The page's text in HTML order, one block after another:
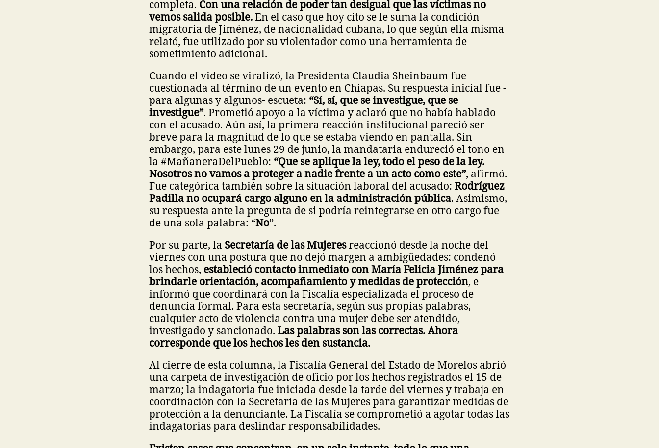
completa. Con una relación de poder tan desigual que las víctimas no
vemos salida posible.En el caso que hoy cito se le suma la condición
migratoria de Jiménez, de nacionalidad cubana, lo que según ella misma
relató, fue utilizado por su violentador como una herramienta de
sometimiento adicional.
Cuando el video se viralizó, la Presidenta Claudia Sheinbaum fue
cuestionada al término de un evento en Chiapas. Su respuesta inicial fue -
para algunas y algunos- escueta: “Sí, sí, que se investigue, que se
investigue”. Prometió apoyo a la víctima y aclaró que no había hablado
con el acusado. Aún así, la primera reacción institucional pareció ser
breve para la magnitud de lo que se estaba viendo en pantalla. Sin
embargo, para este lunes 29 de junio, la mandataria endureció el tono en
la #MañaneraDelPueblo: “Que se aplique la ley, todo el peso de la ley.
Nosotros no vamos a proteger a nadie frente a un acto como este”, afirmó.
Fue categórica también sobre la situación laboral del acusado: Rodríguez
Padilla no ocupará cargo alguno en la administración pública. Asimismo,
su respuesta ante la pregunta de si podría reintegrarse en otro cargo fue
de una sola palabra: “No”.
Por su parte, la Secretaría de las Mujeresreaccionó desde la noche del
viernes con una postura que no dejó margen a ambigüedades: condenó
los hechos, estableció contacto inmediato con María Felicia Jiménez para
brindarle orientación, acompañamiento y medidas de protección, e
informó que coordinará con la Fiscalía especializada el proceso de
denuncia formal. Para esta secretaría, según sus propias palabras,
cualquier acto de violencia contra una mujer debe ser atendido,
investigado y sancionado. Las palabras son las correctas. Ahora
corresponde que los hechos les den sustancia.
Al cierre de esta columna, la Fiscalía General del Estado de Morelos abrió
una carpeta de investigación de oficio por los hechos registrados el 15 de
marzo; la indagatoria fue iniciada desde la tarde del viernes y trabaja en
coordinación con la Secretaría de las Mujeres para garantizar medidas de
protección a la denunciante. La Fiscalía se comprometió a agotar todas las
indagatorias para deslindar responsabilidades.